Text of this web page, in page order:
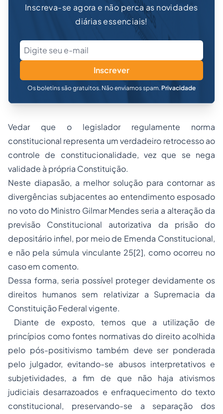
Inscreva-se agora e não perca as novidades
diárias essenciais!
Inscrever
Os boletins são gratuitos. Não enviamos spam. Privacidade
Vedar que o legislador regulamente norma
constitucional representa um verdadeiro retrocesso ao
controle de constitucionalidade, vez que se nega
validade à própria Constituição.
Neste diapasão, a melhor solução para contornar as
divergências subjacentes ao entendimento esposado
no voto do Ministro Gilmar Mendes seria a alteração da
previsão Constitucional autorizativa da prisão do
depositário infiel, por meio de Emenda Constitucional,
e não pela súmula vinculante 25[2], como ocorreu no
caso em comento.
Dessa forma, seria possível proteger devidamente os
direitos humanos sem relativizar a Supremacia da
Constituição Federal vigente.
Diante de exposto, temos que a utilização de
princípios como fontes normativas do direito acolhida
pelo pós-positivismo também deve ser ponderada
pelo julgador, evitando-se abusos interpretativos e
subjetividades, a fim de que não haja ativismos
judiciais desarrazoados e enfraquecimento do texto
constitucional, preservando-se a separação dos